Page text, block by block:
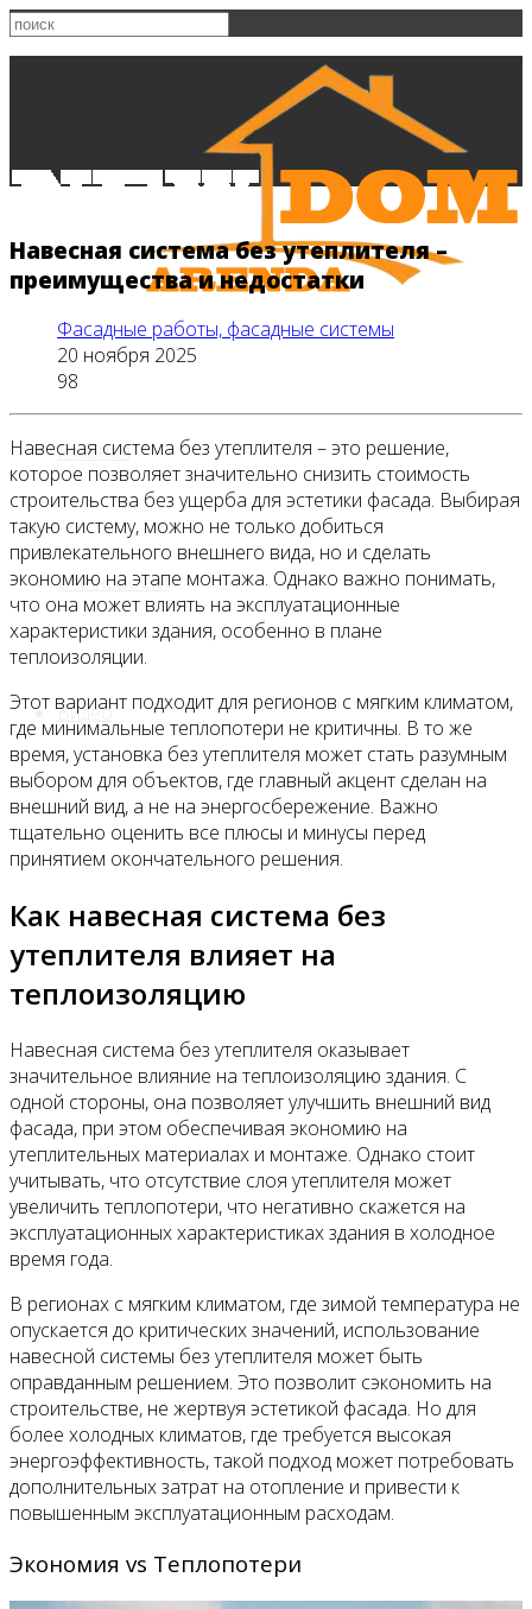
Главная
Все новости
Видео
Навесная система без утеплителя –
преимущества и недостатки
Фасадные работы, фасадные системы
20 ноября 2025
98
Навесная система без утеплителя – это решение,
которое позволяет значительно снизить стоимость
строительства без ущерба для эстетики фасада. Выбирая
такую систему, можно не только добиться
привлекательного внешнего вида, но и сделать
экономию на этапе монтажа. Однако важно понимать,
что она может влиять на эксплуатационные
характеристики здания, особенно в плане
теплоизоляции.
Этот вариант подходит для регионов с мягким климатом,
где минимальные теплопотери не критичны. В то же
время, установка без утеплителя может стать разумным
выбором для объектов, где главный акцент сделан на
внешний вид, а не на энергосбережение. Важно
тщательно оценить все плюсы и минусы перед
принятием окончательного решения.
Как навесная система без
утеплителя влияет на
теплоизоляцию
Навесная система без утеплителя оказывает
значительное влияние на теплоизоляцию здания. С
одной стороны, она позволяет улучшить внешний вид
фасада, при этом обеспечивая экономию на
утеплительных материалах и монтаже. Однако стоит
учитывать, что отсутствие слоя утеплителя может
увеличить теплопотери, что негативно скажется на
эксплуатационных характеристиках здания в холодное
время года.
В регионах с мягким климатом, где зимой температура не
опускается до критических значений, использование
навесной системы без утеплителя может быть
оправданным решением. Это позволит сэкономить на
строительстве, не жертвуя эстетикой фасада. Но для
более холодных климатов, где требуется высокая
энергоэффективность, такой подход может потребовать
дополнительных затрат на отопление и привести к
повышенным эксплуатационным расходам.
Экономия vs Теплопотери